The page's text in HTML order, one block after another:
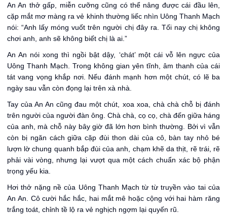
An An thở gấp, miễn cưỡng cũng có thể nâng được cái đầu lên,
cặp mắt mơ màng ra vẻ khinh thường liếc nhìn Uông Thanh Mạch
nói: “Anh lấy móng vuốt trên người chị đây ra. Tối nay chị không
chơi anh, anh sẽ không biết chị là ai.”
An An nói xong thì ngồi bật dậy, ‘chát’ một cái vỗ lên ngực của
Uông Thanh Mạch. Trong không gian yên tĩnh, âm thanh của cái
tát vang vọng khắp nơi. Nếu đánh mạnh hơn một chút, có lẽ ba
ngày sau vẫn còn đọng lại trên xà nhà.
Tay của An An cũng đau một chút, xoa xoa, chà chà chỗ bị đánh
trên người của người đàn ông. Chà chà, cọ cọ, chà đến giữa háng
của anh, mà chỗ này bây giờ đã lớn hơn bình thường. Bởi vì vẫn
còn bị ngăn cách giữa cặp đùi thon dài của cô, bàn tay nhỏ bé
lượn lờ chung quanh bắp đùi của anh, chạm khẽ da thịt, rẽ trái, rẽ
phải vài vòng, nhưng lại vượt qua một cách chuẩn xác bộ phận
trọng yếu kia.
Hơi thở nặng nề của Uông Thanh Mạch từ từ truyền vào tai của
An An. Cô cười hắc hắc, hai mắt mê hoặc cộng với hai hàm răng
trắng toát, chỉnh tề lộ ra vẻ nghịch ngợm lại quyến rũ.